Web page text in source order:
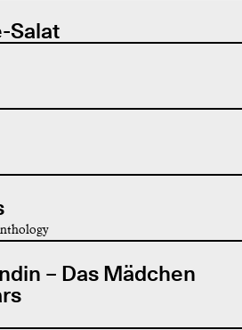
Salat
– Das Mädchen